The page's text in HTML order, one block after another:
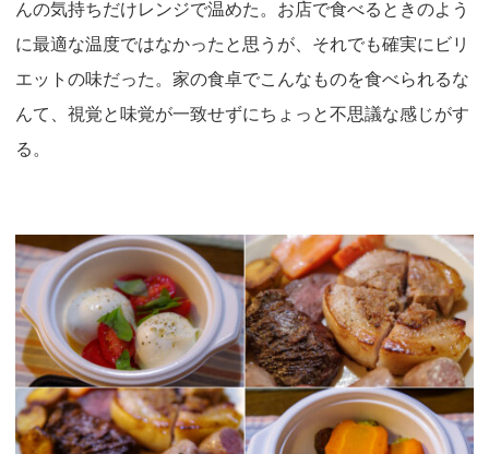
んの気持ちだけレンジで温めた。お店で食べるときのよう
に最適な温度ではなかったと思うが、それでも確実にビリ
エットの味だった。家の食卓でこんなものを食べられるな
んて、視覚と味覚が一致せずにちょっと不思議な感じがす
る。